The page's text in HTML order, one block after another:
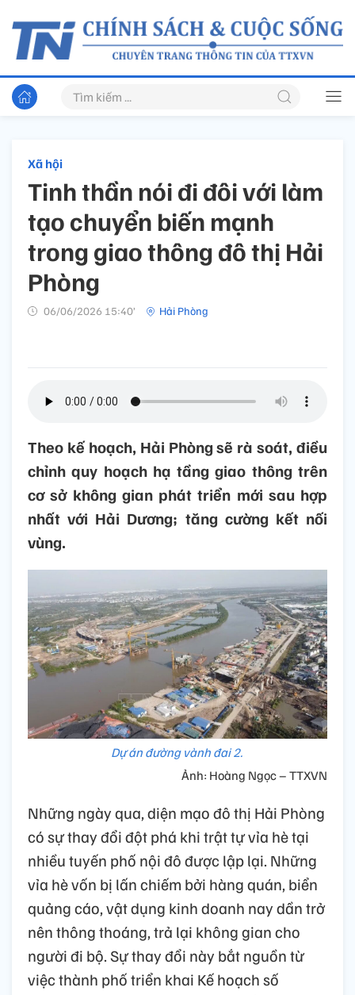
Xã hội
Tinh thần nói đi đôi với làm
tạo chuyển biến mạnh
trong giao thông đô thị Hải
Phòng
06/06/2026 15:40’ Hải Phòng
Theo kế hoạch, Hải Phòng sẽ rà soát, điều
chỉnh quy hoạch hạ tầng giao thông trên
cơ sở không gian phát triển mới sau hợp
nhất với Hải Dương; tăng cường kết nối
vùng.
Dự án đường vành đai 2.
Ảnh: Hoàng Ngọc – TTXVN
Những ngày qua, diện mạo đô thị Hải Phòng
có sự thay đổi đột phá khi trật tự vỉa hè tại
nhiều tuyến phố nội đô được lập lại. Những
vỉa hè vốn bị lấn chiếm bởi hàng quán, biển
quảng cáo, vật dụng kinh doanh nay dần trở
nên thông thoáng, trả lại không gian cho
người đi bộ. Sự thay đổi này bắt nguồn từ
việc thành phố triển khai Kế hoạch số